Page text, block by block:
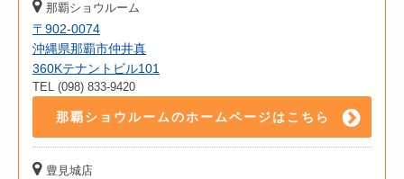
那覇ショウルーム
〒902-0074
沖縄県那覇市仲井真
360Kテナントビル101
TEL (098) 833-9420
那覇ショウルームのホームページはこちら
豊見城店